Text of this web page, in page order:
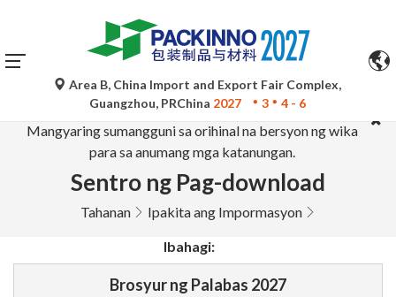
Ang mga awtomatikong pagsasalin ng Google Translate ay
para lamang sa sanggunian at maaaring hindi tumpak.
Mangyaring sumangguni sa orihinal na bersyon ng wika
para sa anumang mga katanungan.
Area B, China Import and Export Fair Complex,
Guangzhou, PRChina 2027 3 4 - 6
Sentro ng Pag-download
Tahanan Ipakita ang Impormasyon
Ibahagi:
Brosyur ng Palabas 2027